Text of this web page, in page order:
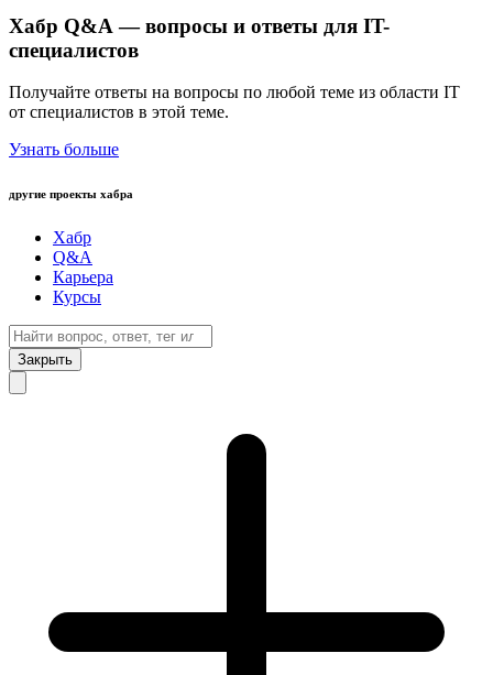
Хабр Q&A — вопросы и ответы для IT-
специалистов
Получайте ответы на вопросы по любой теме из области IT
от специалистов в этой теме.
Узнать больше
другие проекты хабра
Хабр
Q&A
Карьера
Курсы
Закрыть